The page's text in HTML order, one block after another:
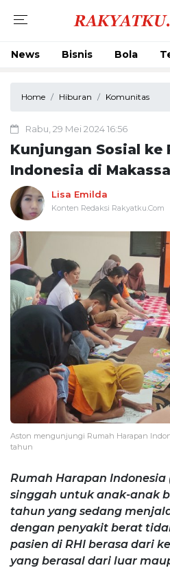
News Bisnis Bola
Home Hiburan Komunitas
Rabu, 29 Mei 2024 16:56
Kunjungan Sosial ke
Indonesia di
Lisa Emilda
Konten Redaksi Rakyatku.Com
Aston mengunjungi Rumah Harapan
tahun
Rumah Harapan Indonesia
singgah untuk anak-anak
tahun yang sedang
dengan penyakit berat
pasien di RHI berasa dari
yang berasal dari luar